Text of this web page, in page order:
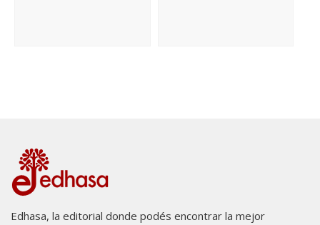
Edhasa, la editorial donde podés encontrar la mejor